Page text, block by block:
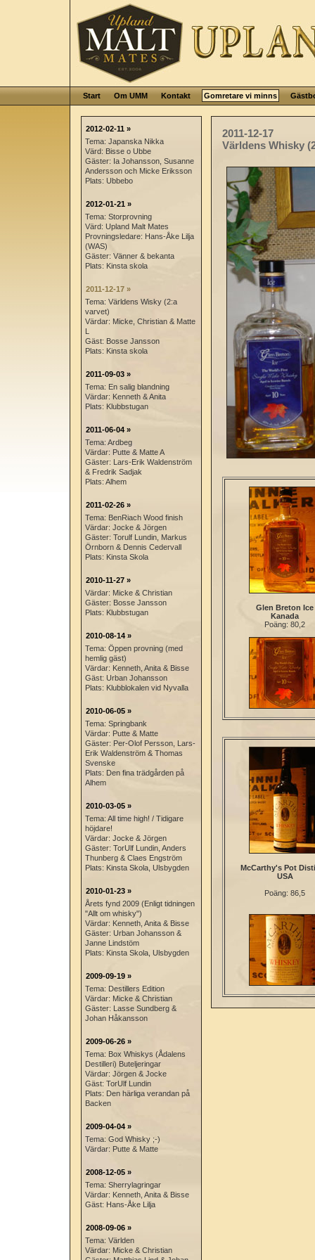
Start Om UMM Kontakt Gomretare vi minns
2012-02-11 »
Tema: Japanska Nikka
Värd: Bisse o Ubbe
Gäster: Ia Johansson, Susanne
Andersson och Micke Eriksson
Plats: Ubbebo
2012-01-21 »
Tema: Storprovning
Värd: Upland Malt Mates
Provningsledare: Hans-Åke Lilja
(WAS)
Gäster: Vänner & bekanta
Plats: Kinsta skola
2011-12-17 »
Tema: Världens Wisky (2:a
varvet)
Värdar: Micke, Christian & Matte
L
Gäst: Bosse Jansson
Plats: Kinsta skola
2011-09-03 »
Tema: En salig blandning
Värdar: Kenneth & Anita
Plats: Klubbstugan
2011-06-04 »
Tema: Ardbeg
Värdar: Putte & Matte A
Gäster: Lars-Erik Waldenström
& Fredrik Sadjak
Plats: Alhem
2011-02-26 »
Tema: BenRiach Wood finish
Värdar: Jocke & Jörgen
Gäster: Torulf Lundin, Markus
Örnborn & Dennis Cedervall
Plats: Kinsta Skola
2010-11-27 »
Värdar: Micke & Christian
Gäster: Bosse Jansson
Plats: Klubbstugan
2010-08-14 »
Tema: Öppen provning (med
hemlig gäst)
Värdar: Kenneth, Anita & Bisse
Gäst: Urban Johansson
Plats: Klubblokalen vid Nyvalla
2010-06-05 »
Tema: Springbank
Värdar: Putte & Matte
Gäster: Per-Olof Persson, Lars-
Erik Waldenström & Thomas
Svenske
Plats: Den fina trädgården på
Alhem
2010-03-05 »
Tema: All time high! / Tidigare
höjdare!
Värdar: Jocke & Jörgen
Gäster: TorUlf Lundin, Anders
Thunberg & Claes Engström
Plats: Kinsta Skola, Ulsbygden
2010-01-23 »
Årets fynd 2009 (Enligt tidningen
"Allt om whisky")
Värdar: Kenneth, Anita & Bisse
Gäster: Urban Johansson &
Janne Lindstöm
Plats: Kinsta Skola, Ulsbygden
2009-09-19 »
Tema: Destillers Edition
Värdar: Micke & Christian
Gäster: Lasse Sundberg &
Johan Håkansson
2009-06-26 »
Tema: Box Whiskys (Ådalens
Destilleri) Buteljeringar
Värdar: Jörgen & Jocke
Gäst: TorUlf Lundin
Plats: Den härliga verandan på
Backen
2009-04-04 »
Tema: God Whisky ;-)
Värdar: Putte & Matte
2008-12-05 »
Tema: Sherrylagringar
Värdar: Kenneth, Anita & Bisse
Gäst: Hans-Åke Lilja
2008-09-06 »
Tema: Världen
Värdar: Micke & Christian
2011-12-17
Världens Whisky
Glen Breton Ice
Kanada
Poäng: 80,2
McCarthy's Pot
USA
Poäng: 86,5